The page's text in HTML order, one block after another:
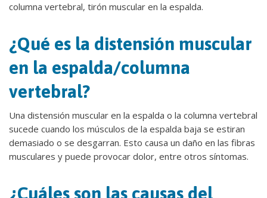
columna vertebral, tirón muscular en la espalda.
¿Qué es la distensión muscular
en la espalda/columna
vertebral?
Una distensión muscular en la espalda o la columna vertebral
sucede cuando los músculos de la espalda baja se estiran
demasiado o se desgarran. Esto causa un daño en las fibras
musculares y puede provocar dolor, entre otros síntomas.
¿Cuáles son las causas del